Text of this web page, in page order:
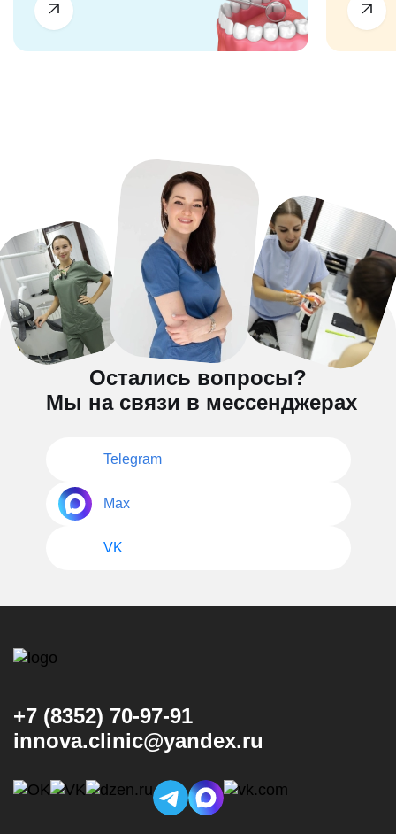
Остались вопросы?
Мы на связи в мессенджерах
Telegram
Max
VK
+7 (8352) 70-97-91
innova.clinic@yandex.ru